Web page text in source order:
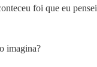
foi que eu
imagina?